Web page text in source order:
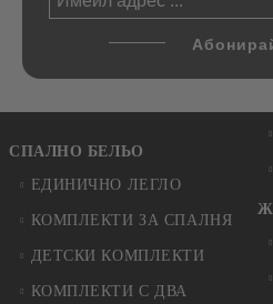
СПАЛНО БЕЛЬО
ЕДИНИЧНО ЛЕГЛО
КОМПЛЕКТИ ЗА СПАЛНЯ
ДЕТСКИ КОМПЛЕКТИ
КОМПЛЕКТИ С ДВА